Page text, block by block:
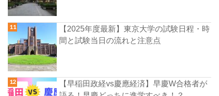
【2025年度最新】東京大学の試験日程・時
間と試験当日の流れと注意点
【早稲田政経vs慶應経済】早慶W合格者が